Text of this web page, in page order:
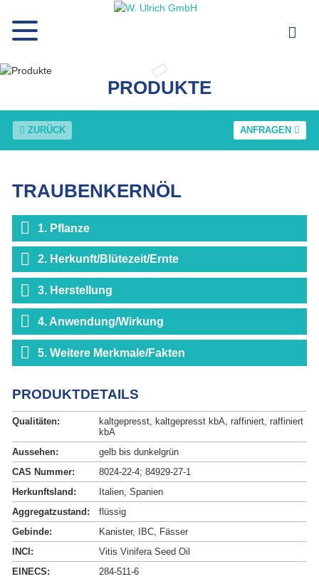
PRODUKTE
ZURÜCK ANFRAGEN
TRAUBENKERNÖL
1. Pflanze
2. Herkunft/Blütezeit/Ernte
3. Herstellung
4. Anwendung/Wirkung
5. Weitere Merkmale/Fakten
PRODUKTDETAILS
Qualitäten:
kaltgepresst, kaltgepresst kbA, raffiniert, raffiniert
kbA
Aussehen:
gelb bis dunkelgrün
CAS Nummer:
8024-22-4; 84929-27-1
Herkunftsland:
Italien, Spanien
Aggregatzustand:
flüssig
Gebinde:
Kanister, IBC, Fässer
INCI:
Vitis Vinifera Seed Oil
EINECS:
284-511-6